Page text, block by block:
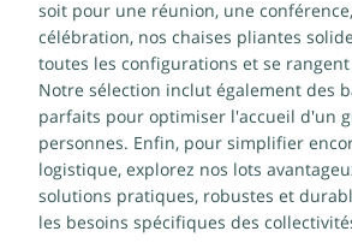
soit pour une réunion, une
célébration, nos chaises pliantes
toutes les configurations et se
Notre sélection inclut également des
parfaits pour optimiser l'accueil d'un
personnes. Enfin, pour simplifier
logistique, explorez nos lots
solutions pratiques, robustes et
les besoins spécifiques des